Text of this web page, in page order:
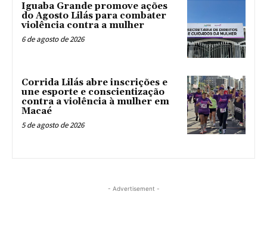
Iguaba Grande promove ações
do Agosto Lilás para combater
violência contra a mulher
6 de agosto de 2026
Corrida Lilás abre inscrições e
une esporte e conscientização
contra a violência à mulher em
Macaé
5 de agosto de 2026
- Advertisement -